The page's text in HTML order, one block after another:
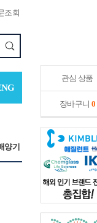
조회
관심 상품
장바구니 0
양기